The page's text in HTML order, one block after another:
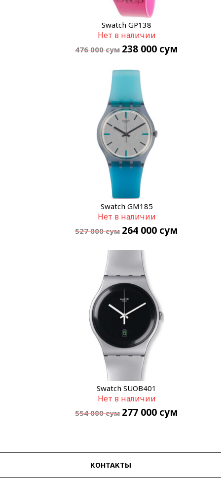
Swatch GP138
Нет в наличии
476 000сум 238 000 сум
Swatch GM185
Нет в наличии
527 000сум 264 000 сум
Swatch SUOB401
Нет в наличии
554 000сум 277 000 сум
КОНТАКТЫ